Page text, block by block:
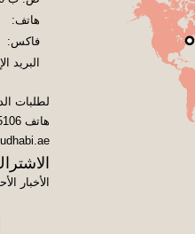
هاتف:
فاكس:
البريد
لطلبات
هاتف
الأخبار